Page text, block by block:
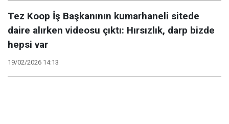
Tez Koop İş Başkanının kumarhaneli sitede
daire alırken videosu çıktı: Hırsızlık, darp bizde
hepsi var
19/02/2026 14:13